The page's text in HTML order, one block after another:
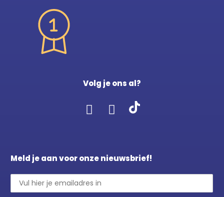
Volg je ons al?
Meld je aan voor onze nieuwsbrief!